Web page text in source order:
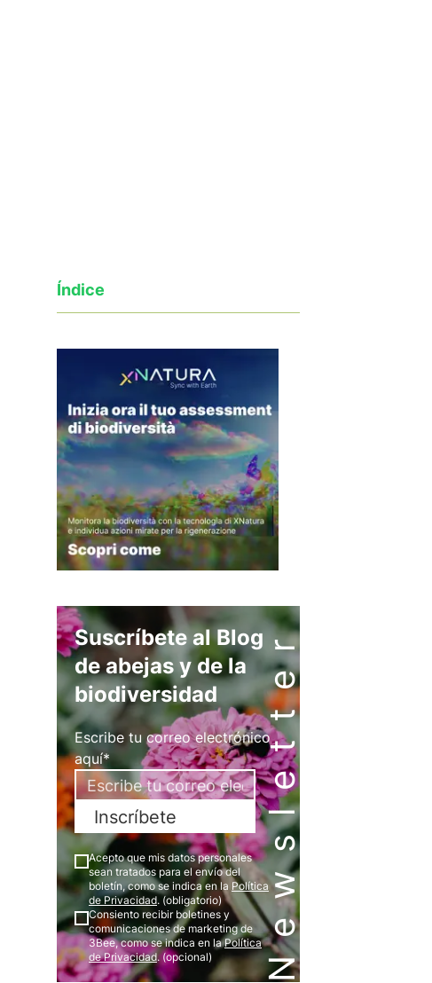
Índice
Newsletter
Suscríbete al Blog
de abejas y de la
biodiversidad
Escribe tu correo electrónico
aquí*
Inscríbete
Acepto que mis datos personales
sean tratados para el envío del
boletín, como se indica en la Política
de Privacidad. (obligatorio)
Consiento recibir boletines y
comunicaciones de marketing de
3Bee, como se indica en laPolítica
de Privacidad. (opcional)